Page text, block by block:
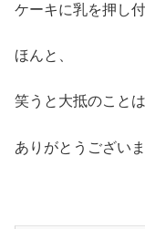
ケーキに乳を押し
ほんと、
笑うと大抵のこと
ありがとうござい